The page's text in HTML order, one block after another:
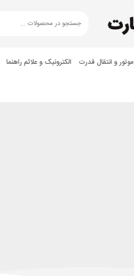
موتور و انتقال قدرت الکترونیک و علائم راهنما